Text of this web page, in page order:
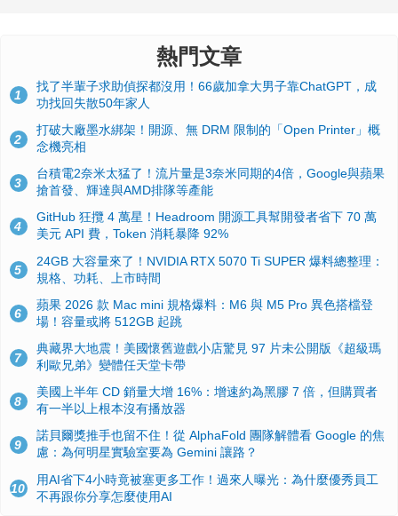
熱門文章
1
找了半輩子求助偵探都沒用！66歲加拿大男子靠ChatGPT，成
功找回失散50年家人
2
打破大廠墨水綁架！開源、無 DRM 限制的「Open Printer」概
念機亮相
3
台積電2奈米太猛了！流片量是3奈米同期的4倍，Google與蘋果
搶首發、輝達與AMD排隊等產能
4
GitHub 狂攬 4 萬星！Headroom 開源工具幫開發者省下 70 萬
美元 API 費，Token 消耗暴降 92%
5
24GB 大容量來了！NVIDIA RTX 5070 Ti SUPER 爆料總整理：
規格、功耗、上市時間
6
蘋果 2026 款 Mac mini 規格爆料：M6 與 M5 Pro 異色搭檔登
場！容量或將 512GB 起跳
7
典藏界大地震！美國懷舊遊戲小店驚見 97 片未公開版《超級瑪
利歐兄弟》變體任天堂卡帶
8
美國上半年 CD 銷量大增 16%：增速約為黑膠 7 倍，但購買者
有一半以上根本沒有播放器
9
諾貝爾獎推手也留不住！從 AlphaFold 團隊解體看 Google 的焦
慮：為何明星實驗室要為 Gemini 讓路？
10
用AI省下4小時竟被塞更多工作！過來人曝光：為什麼優秀員工
不再跟你分享怎麼使用AI